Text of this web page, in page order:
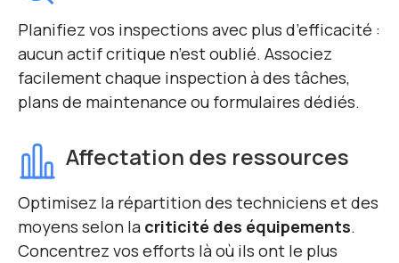
Planifiez vos inspections avec plus d’efficacité :
aucun actif critique n’est oublié. Associez
facilement chaque inspection à des tâches,
plans de maintenance ou formulaires dédiés.
Affectation des ressources
Optimisez la répartition des techniciens et des
moyens selon la criticité des équipements.
Concentrez vos efforts là où ils ont le plus